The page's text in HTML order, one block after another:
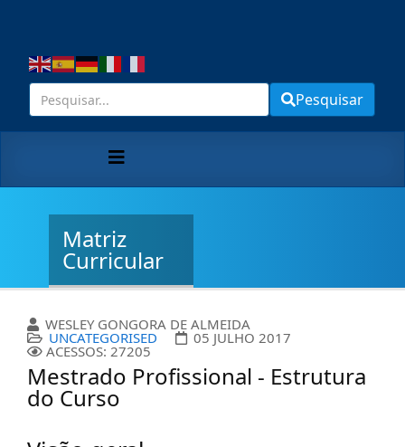
Pesquisar
Matriz
Curricular
WESLEY GONGORA DE ALMEIDA
UNCATEGORISED 05 JULHO 2017
ACESSOS: 27205
Mestrado Profissional - Estrutura
do Curso